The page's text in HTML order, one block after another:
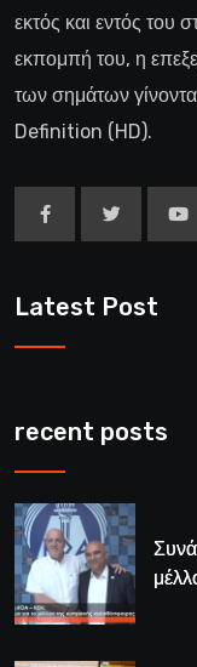
εκτός και εντός του
εκπομπή του, η
των σημάτων
Definition (HD).
Latest Post
recent posts